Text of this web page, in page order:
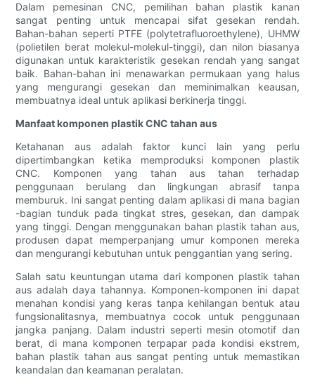
Dalam pemesinan CNC, pemilihan bahan plastik kanan
sangat penting untuk mencapai sifat gesekan rendah.
Bahan-bahan seperti PTFE (polytetrafluoroethylene), UHMW
(polietilen berat molekul-molekul-tinggi), dan nilon biasanya
digunakan untuk karakteristik gesekan rendah yang sangat
baik. Bahan-bahan ini menawarkan permukaan yang halus
yang mengurangi gesekan dan meminimalkan keausan,
membuatnya ideal untuk aplikasi berkinerja tinggi.
Manfaat komponen plastik CNC tahan aus
Ketahanan aus adalah faktor kunci lain yang perlu
dipertimbangkan ketika memproduksi komponen plastik
CNC. Komponen yang tahan aus tahan terhadap
penggunaan berulang dan lingkungan abrasif tanpa
memburuk. Ini sangat penting dalam aplikasi di mana bagian
-bagian tunduk pada tingkat stres, gesekan, dan dampak
yang tinggi. Dengan menggunakan bahan plastik tahan aus,
produsen dapat memperpanjang umur komponen mereka
dan mengurangi kebutuhan untuk penggantian yang sering.
Salah satu keuntungan utama dari komponen plastik tahan
aus adalah daya tahannya. Komponen-komponen ini dapat
menahan kondisi yang keras tanpa kehilangan bentuk atau
fungsionalitasnya, membuatnya cocok untuk penggunaan
jangka panjang. Dalam industri seperti mesin otomotif dan
berat, di mana komponen terpapar pada kondisi ekstrem,
bahan plastik tahan aus sangat penting untuk memastikan
keandalan dan keamanan peralatan.